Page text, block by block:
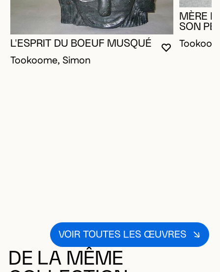
VOUS
FERMER
OUVRIR LA
L'ESPRIT DU BOEUF MUSQUÉ
Tookoome, Simon
MÈRE
SON
VOIR TOUTES LES ŒUVRES
DE LA MÊME